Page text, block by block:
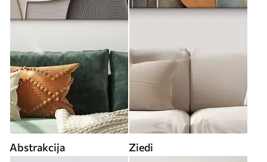
Abstrakcija Ziedi